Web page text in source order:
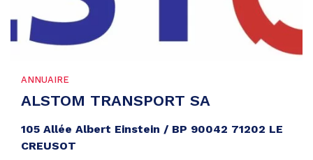
ANNUAIRE
ALSTOM TRANSPORT SA
105 Allée Albert Einstein / BP 90042 71202 LE
CREUSOT